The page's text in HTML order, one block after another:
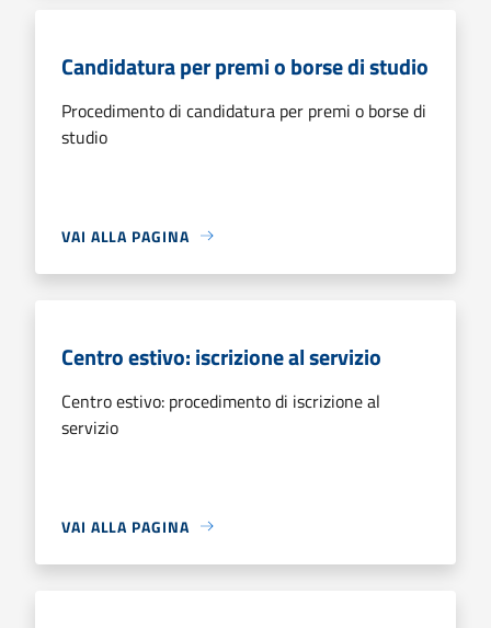
Candidatura per premi o borse di studio
Procedimento di candidatura per premi o borse di
studio
VAI ALLA PAGINA
Centro estivo: iscrizione al servizio
Centro estivo: procedimento di iscrizione al
servizio
VAI ALLA PAGINA